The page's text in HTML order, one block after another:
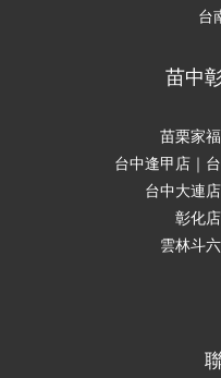
台
苗中
苗栗家
台中逢甲店｜
台中大連
彰化
雲林斗